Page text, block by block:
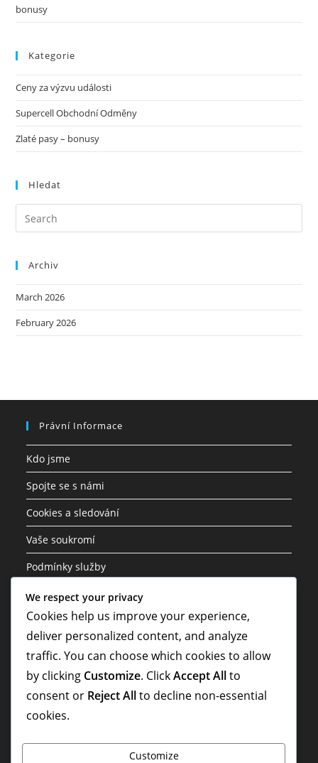
bonusy
Kategorie
Ceny za výzvu události
Supercell Obchodní Odměny
Zlaté pasy – bonusy
Hledat
Archiv
March 2026
February 2026
Právní Informace
Kdo jsme
Spojte se s námi
Cookies a sledování
Vaše soukromí
Podmínky služby
Kategorie
Ceny za výzvu události
Zlaté pasy – bonusy
We respect your privacy
Cookies help us improve your experience,
deliver personalized content, and analyze
traffic. You can choose which cookies to allow
by clicking Customize. ClickAccept Allto
consent or Reject Allto decline non-essential
cookies.
Customize